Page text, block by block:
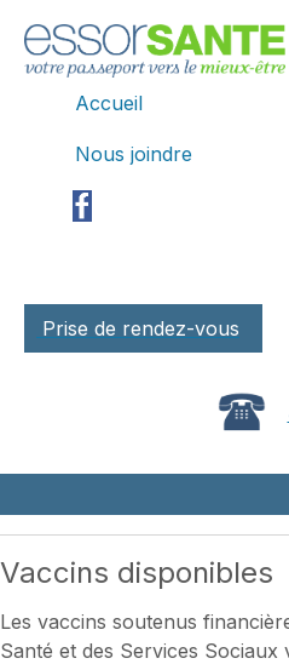
Accueil
Nous joindre
Prise de rendez-vous
Vaccins disponibles
Les vaccins soutenus
Santé et des Services